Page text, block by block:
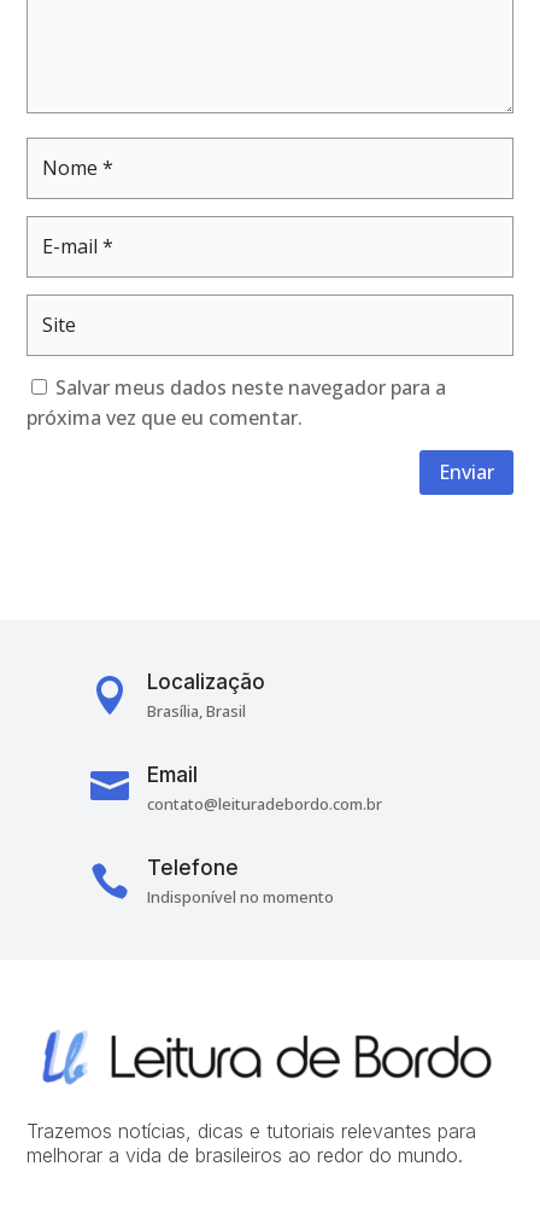
Salvar meus dados neste navegador para a
próxima vez que eu comentar.
Enviar
 Localização
Brasília, Brasil
 Email
contato@leituradebordo.com.br
 Telefone
Indisponível no momento
Trazemos notícias, dicas e tutoriais relevantes para
melhorar a vida de brasileiros ao redor do mundo.